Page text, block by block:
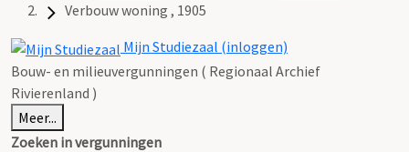
Verbouw woning , 1905
Mijn Studiezaal (inloggen)
Bouw- en milieuvergunningen ( Regionaal Archief
Rivierenland )
Meer...
Zoeken in vergunningen